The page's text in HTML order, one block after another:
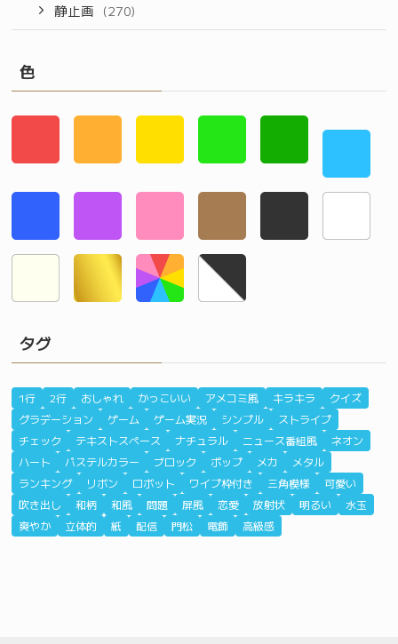
静止画 (270)
色
タグ
1行 2行 おしゃれ かっこいい アメコミ風 キラキラ
クイズ
グラデーション
ゲーム ゲーム実況 シンプル
ストライプ
チェック
テキストスペース ナチュラル ニュース番組風
ネオン
ハート
パステルカラー ブロック ポップ メカ
メタル
ランキング
リボン ロボット ワイプ枠付き 三角模様
可愛い
吹き出し
和柄 和風 問題 屏風 恋愛 放射状 明るい
水玉
爽やか
立体的 紙 配信 門松 電飾 高級感